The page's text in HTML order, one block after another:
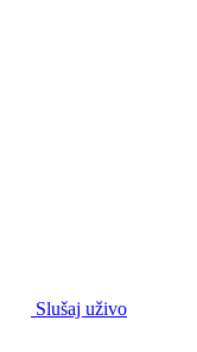
Slušaj uživo